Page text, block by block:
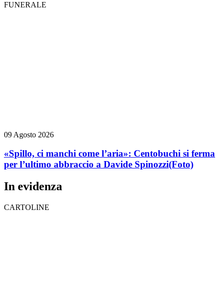
FUNERALE
09 Agosto 2026
«Spillo, ci manchi come l’aria»: Centobuchi si ferma
per l’ultimo abbraccio a Davide Spinozzi(Foto)
In evidenza
CARTOLINE